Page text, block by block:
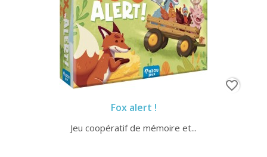
Fox alert !
Jeu coopératif de mémoire et...
favorite_border